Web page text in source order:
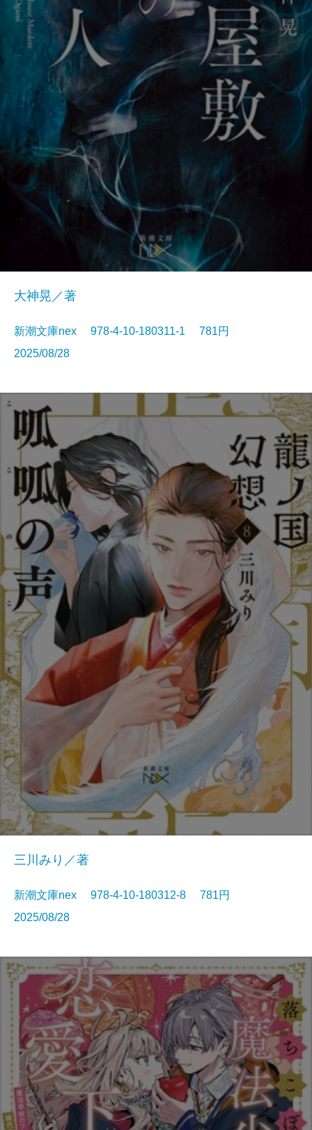
大神晃／著
新潮文庫nex 978-4-10-180311-1 781円
2025/08/28
三川みり／著
新潮文庫nex 978-4-10-180312-8 781円
2025/08/28